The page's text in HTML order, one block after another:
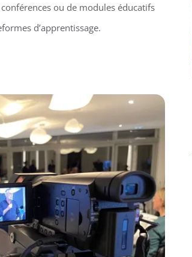
ou de modules éducatifs
d’apprentissage.